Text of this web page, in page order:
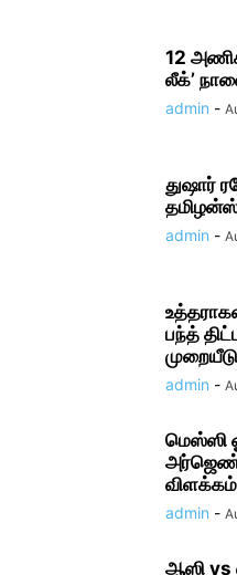
12
லீக்’
admin -
துஷார்
admin -
பந்த்
முறையீடு
admin -
மெஸ்ஸி
விளக்கம்
admin -
ஆஸி vs